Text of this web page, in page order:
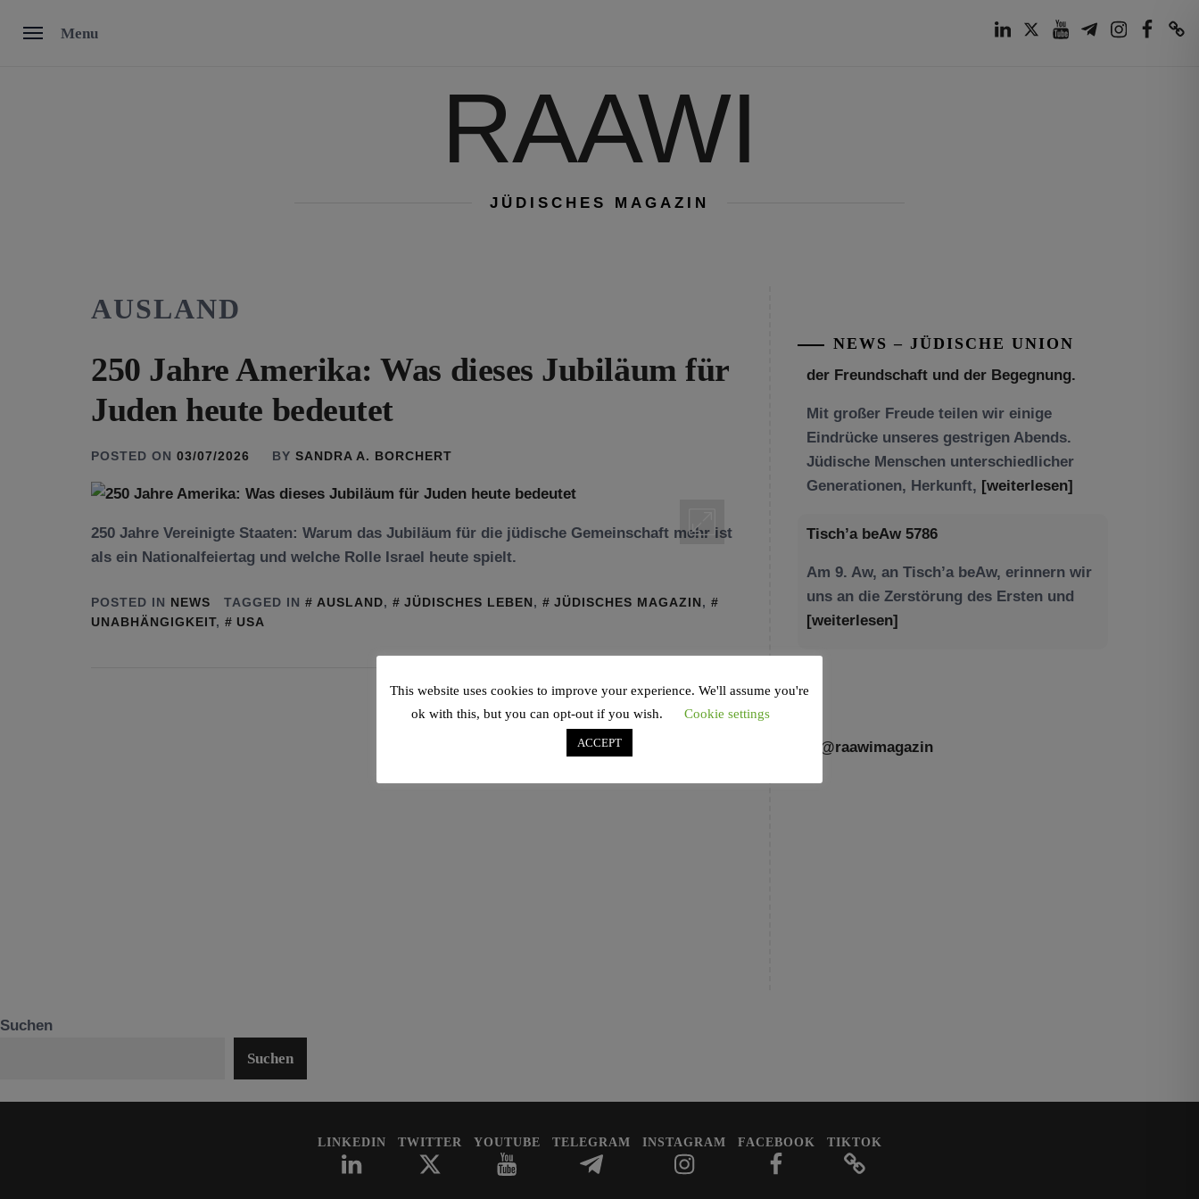
Menu
RAAWI
JÜDISCHES MAGAZIN
AUSLAND
250 Jahre Amerika: Was dieses Jubiläum für
Juden heute bedeutet
POSTED ON 03/07/2026 BY SANDRA A. BORCHERT
250 Jahre Vereinigte Staaten: Warum das Jubiläum für die jüdische Gemeinschaft mehr ist
als ein Nationalfeiertag und welche Rolle Israel heute spielt.
POSTED IN NEWS TAGGED IN AUSLAND, JÜDISCHES LEBEN, JÜDISCHES MAGAZIN,
UNABHÄNGIGKEIT, USA
NEWS – JÜDISCHE UNION
Generationen, Herkunft,[weiterlesen]
Am 9. Aw, an Tisch’a beAw, erinnern wir
uns an die Zerstörung des Ersten und
[weiterlesen]
@raawimagazin
Suchen
Suchen
LINKEDIN TWITTER YOUTUBE TELEGRAM INSTAGRAM FACEBOOK TIKTOK
This website uses cookies to improve your experience. We'll assume you're
ok with this, but you can opt-out if you wish.
Cookie settings
ACCEPT